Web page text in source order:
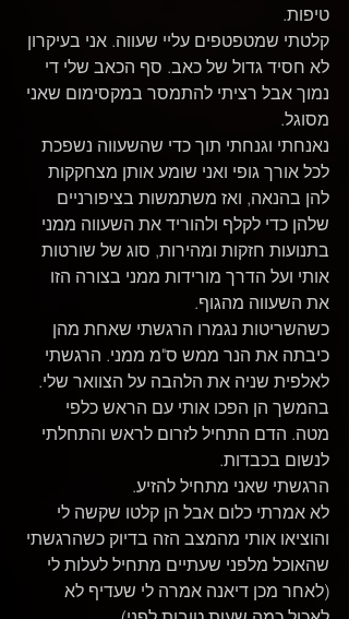
טיפות.
קלטתי שמטפטפים עליי שעווה. אני בעיקרון
לא חסיד גדול של כאב. סף הכאב שלי די
נמוך אבל רציתי להתמסר במקסימום שאני
מסוגל.
נאנחתי וגנחתי תוך כדי שהשעווה נשפכת
לכל אורך גופי ואני שומע אותן מצחקקות
להן בהנאה, ואז משתמשות בציפורניים
שלהן כדי לקלף ולהוריד את השעווה ממני
בתנועות חזקות ומהירות, סוג של שורטות
אותי ועל הדרך מורידות ממני בצורה הזו
את השעווה מהגוף.
כשהשריטות נגמרו הרגשתי שאחת מהן
כיבתה את הנר ממש ס"מ ממני. הרגשתי
לאלפית שניה את הלהבה על הצוואר שלי.
בהמשך הן הפכו אותי עם הראש כלפי
מטה. הדם התחיל לזרום לראש והתחלתי
לנשום בכבדות.
הרגשתי שאני מתחיל להזיע.
לא אמרתי כלום אבל הן קלטו שקשה לי
והוציאו אותי מהמצב הזה בדיוק כשהרגשתי
שהאוכל מלפני שעתיים מתחיל לעלות לי
(לאחר מכן דיאנה אמרה לי שעדיף לא